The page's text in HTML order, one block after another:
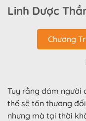
Linh Dược
Chương
Tuy rằng đám người
thế sẽ tổn thương
nhưng mà tại thời